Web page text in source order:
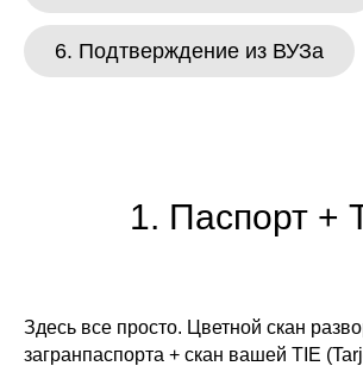
6. Подтверждение из ВУЗа
1. Паспорт +
Здесь все просто. Цветной скан
загранпаспорта + скан вашей TIE